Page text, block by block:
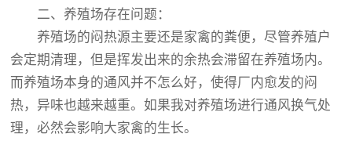
二、养殖场存在问题：
养殖场的闷热源主要还是家禽的粪便，尽管养殖户
会定期清理，但是挥发出来的余热会滞留在养殖场内。
而养殖场本身的通风并不怎么好，使得厂内愈发的闷
热，异味也越来越重。如果我对养殖场进行通风换气处
理，必然会影响大家禽的生长。